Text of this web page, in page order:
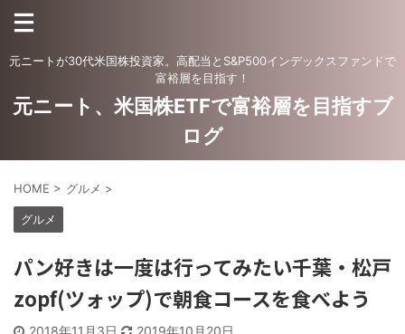
元ニートが30代米国株投資家。高配当とS&P500インデックスファンドで
富裕層を目指す！
元ニート、米国株ETFで富裕層を目指すブ
ログ
HOME > グルメ >
グルメ
パン好きは一度は行ってみたい千葉・松戸
zopf(ツォップ)で朝食コースを食べよう
2018年11月3日 2019年10月20日